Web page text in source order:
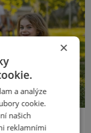
×
a analýze
cookie.
našich
reklamními